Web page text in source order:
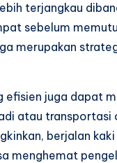
terjangkau
sebelum
merupakan
efisien juga dapat
atau
berjalan
menghemat